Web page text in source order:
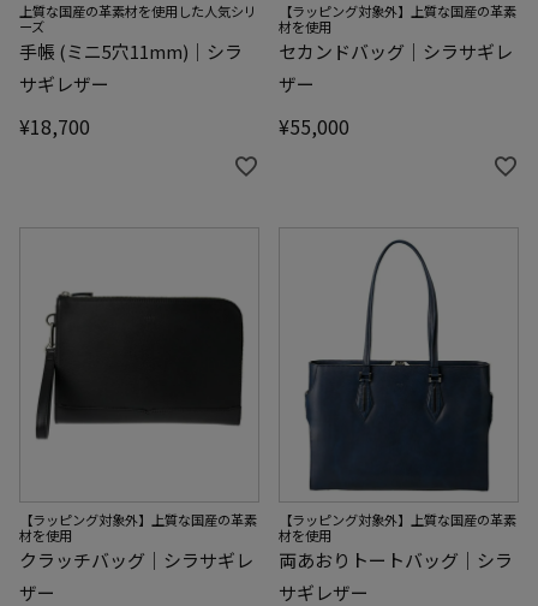
上質な国産の革素材を使用した人気シリ
ーズ
手帳 (ミニ5穴11mm)｜シラ
サギレザー
¥18,700
【ラッピング対象外】上質な国産の革素
材を使用
セカンドバッグ｜シラサギレ
ザー
¥55,000
【ラッピング対象外】上質な国産の革素
材を使用
クラッチバッグ｜シラサギレ
ザー
【ラッピング対象外】上質な国産の革素
材を使用
両あおりトートバッグ｜シラ
サギレザー